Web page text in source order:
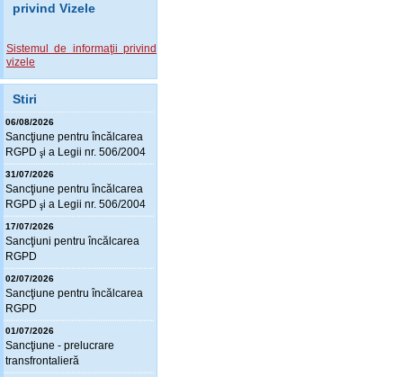
privind Vizele
Sistemul de informaţii privind
vizele
Stiri
06/08/2026
Sancţiune pentru încălcarea
RGPD şi a Legii nr. 506/2004
31/07/2026
Sancţiune pentru încălcarea
RGPD şi a Legii nr. 506/2004
17/07/2026
Sancţiuni pentru încălcarea
RGPD
02/07/2026
Sancţiune pentru încălcarea
RGPD
01/07/2026
Sancţiune - prelucrare
transfrontalieră